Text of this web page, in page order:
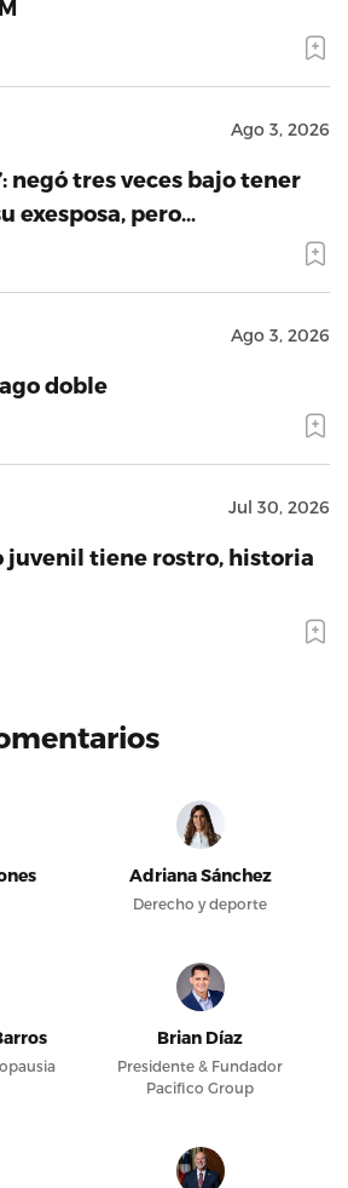
Ago 3, 2026
negó tres veces bajo tener
exesposa, pero…
Ago 3, 2026
doble
Jul 30, 2026
juvenil tiene rostro, historia
Adriana Sánchez
Derecho y deporte
Brian Díaz
Presidente & Fundador
Pacifico Group